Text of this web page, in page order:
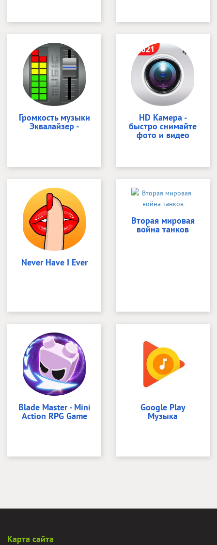
Громкость музыки
Эквалайзер -
HD Камера -
быстро снимайте
фото и видео
Never Have I Ever
Вторая мировая
война танков
Blade Master - Mini
Action RPG Game
Google Play
Музыка
Карта сайта